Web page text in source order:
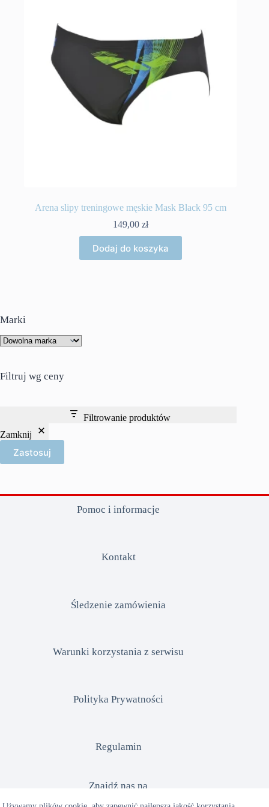
Arena slipy treningowe męskie Mask Black 95 cm
149,00 zł
Dodaj do koszyka
Marki
Filtruj wg ceny
Filtrowanie produktów
Zamknij
Zastosuj
Pomoc i informacje
Kontakt
Śledzenie zamówienia
Warunki korzystania z serwisu
Polityka Prywatności
Regulamin
Znajdź nas na